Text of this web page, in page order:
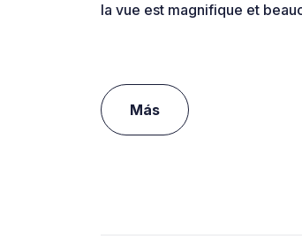
la vue est magnifique et
Más